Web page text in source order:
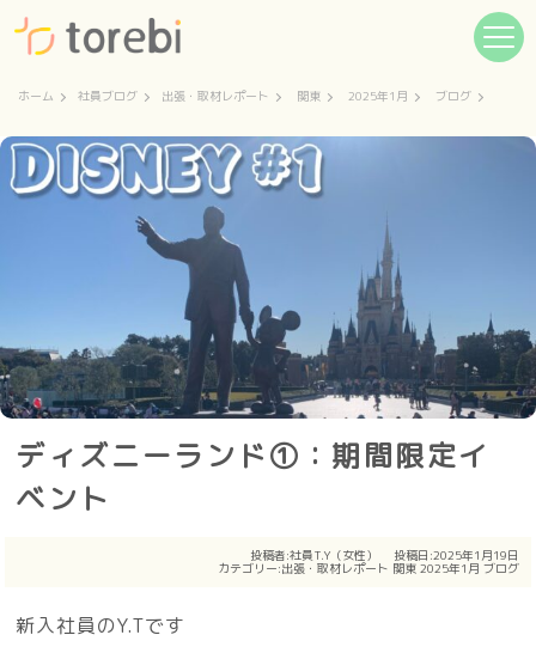
ホーム 社員ブログ 出張・取材レポート 関東 2025年1月 ブログ
ディズニーランド①：期間限定イ
ベント
投稿者:社員T.Y（女性） 投稿日:2025年1月19日
カテゴリー:出張・取材レポート 関東 2025年1月 ブログ
新入社員のY.Tです